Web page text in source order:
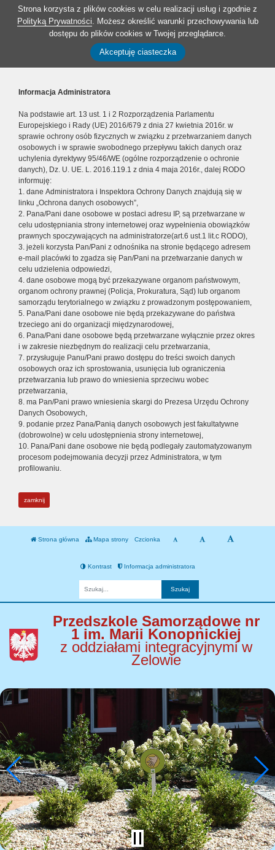
Strona korzysta z plików cookies w celu realizacji usług i zgodnie z
Polityką Prywatności. Możesz określić warunki przechowywania lub
dostępu do plików cookies w Twojej przeglądarce.
Akceptuję ciasteczka
Informacja Administratora
Na podstawie art. 13 ust. 1 i 2 Rozporządzenia Parlamentu
Europejskiego i Rady (UE) 2016/679 z dnia 27 kwietnia 2016r. w
sprawie ochrony osób fizycznych w związku z przetwarzaniem danych
osobowych i w sprawie swobodnego przepływu takich danych oraz
uchylenia dyrektywy 95/46/WE (ogólne rozporządzenie o ochronie
danych), Dz. U. UE. L. 2016.119.1 z dnia 4 maja 2016r., dalej RODO
informuję:
1. dane Administratora i Inspektora Ochrony Danych znajdują się w
linku „Ochrona danych osobowych”,
2. Pana/Pani dane osobowe w postaci adresu IP, są przetwarzane w
celu udostępniania strony internetowej oraz wypełnienia obowiązków
prawnych spoczywających na administratorze(art.6 ust.1 lit.c RODO),
3. jeżeli korzysta Pan/Pani z odnośnika na stronie będącego adresem
e-mail placówki to zgadza się Pan/Pani na przetwarzanie danych w
celu udzielenia odpowiedzi,
4. dane osobowe mogą być przekazywane organom państwowym,
organom ochrony prawnej (Policja, Prokuratura, Sąd) lub organom
samorządu terytorialnego w związku z prowadzonym postępowaniem,
5. Pana/Pani dane osobowe nie będą przekazywane do państwa
trzeciego ani do organizacji międzynarodowej,
6. Pana/Pani dane osobowe będą przetwarzane wyłącznie przez okres
i w zakresie niezbędnym do realizacji celu przetwarzania,
7. przysługuje Panu/Pani prawo dostępu do treści swoich danych
osobowych oraz ich sprostowania, usunięcia lub ograniczenia
przetwarzania lub prawo do wniesienia sprzeciwu wobec
przetwarzania,
8. ma Pan/Pani prawo wniesienia skargi do Prezesa Urzędu Ochrony
Danych Osobowych,
9. podanie przez Pana/Panią danych osobowych jest fakultatywne
(dobrowolne) w celu udostępnienia strony internetowej,
10. Pana/Pani dane osobowe nie będą podlegały zautomatyzowanym
procesom podejmowania decyzji przez Administratora, w tym
profilowaniu.
zamknij
Strona główna Mapa strony Czcionka
Kontrast Informacja administratora
Przedszkole Samorządowe nr
1 im. Marii Konopnickiej
z oddziałami integracyjnymi w
Zelowie